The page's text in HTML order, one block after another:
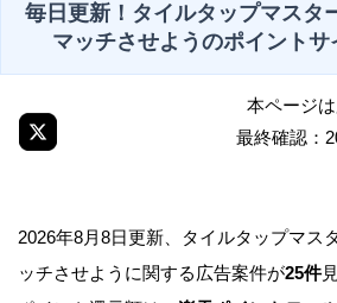
毎日更新！タイルタップマスタ
マッチさせようのポイント
本ページ
最終確認：
2026年8月8日更新、タイルタップマス
ッチさせように関する広告案件が25件